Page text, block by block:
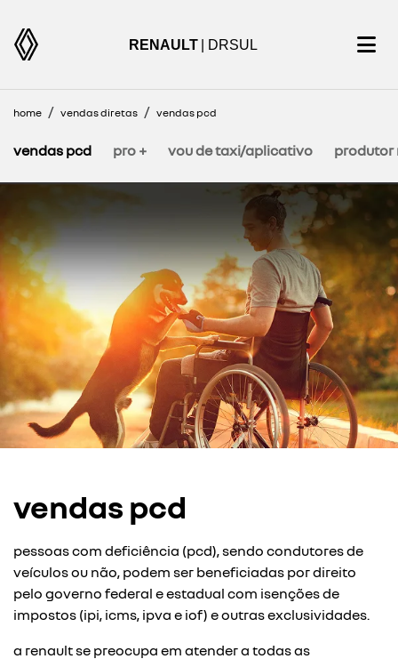
RENAULT | DRSUL
home vendas diretas vendas pcd
pro +
vendas pcd vou de taxi/aplicativo produtor
vendas pcd
pessoas com deficiência (pcd), sendo condutores de
veículos ou não, podem ser beneficiadas por direito
pelo governo federal e estadual com isenções de
impostos (ipi, icms, ipva e iof) e outras exclusividades.
a renault se preocupa em atender a todas as